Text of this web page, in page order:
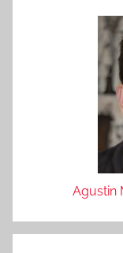
Agustin